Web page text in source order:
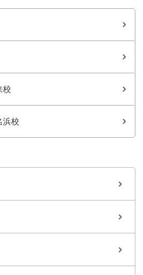
校
浜校